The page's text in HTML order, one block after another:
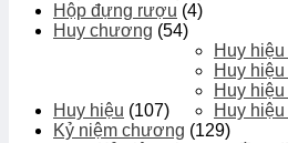
Hộp đựng rượu (4)
Huy chương (54)
Huy hiệu (107)
Huy
Huy
Huy
Huy
Kỷ niệm chương (129)